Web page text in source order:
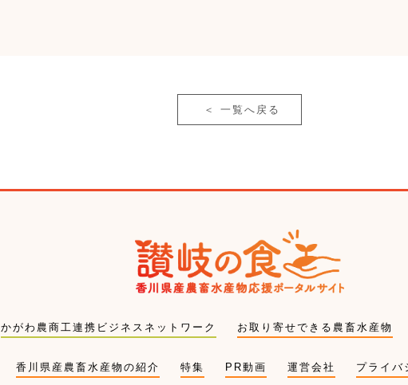
＜ 一覧へ戻る
かがわ農商工連携ビジネスネットワーク お取り寄せできる農畜水産物
香川県産農畜水産物の紹介 特集 PR動画 運営会社 プライバ